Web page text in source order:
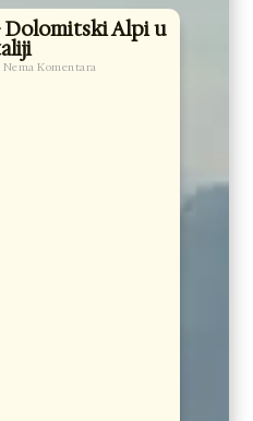
Alpi u
Nema Komentara